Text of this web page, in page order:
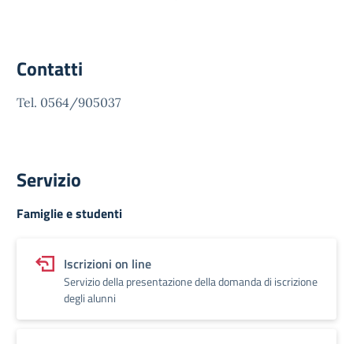
Contatti
Tel. 0564/905037
Servizio
Famiglie e studenti
Iscrizioni on line
Servizio della presentazione della domanda di iscrizione
degli alunni